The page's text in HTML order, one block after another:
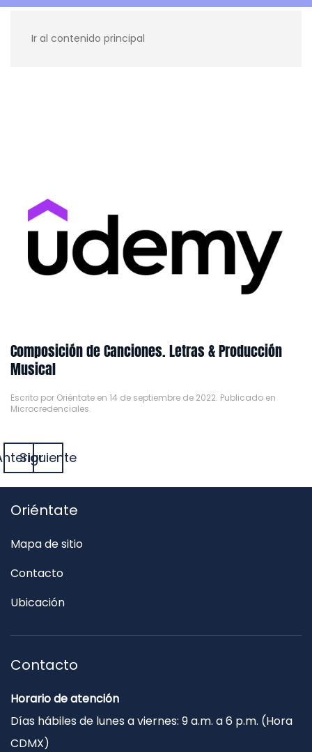
Ir al contenido principal
Composición de Canciones. Letras & Producción
Musical
Escrito por Oriéntate en 14 de septiembre de 2022. Publicado en
Microcredenciales.
Siguiente
Oriéntate
Mapa de sitio
Contacto
Ubicación
Contacto
Horario de atención
Días hábiles de lunes a viernes: 9 a.m. a 6 p.m. (Hora
CDMX)